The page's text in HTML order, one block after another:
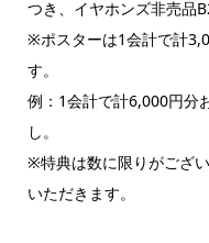
つき、イヤホンズ非売品
※ポスターは1会計で計
す。
例：1会計で計6,000円分
し。
※特典は数に限りがござ
いただきます。